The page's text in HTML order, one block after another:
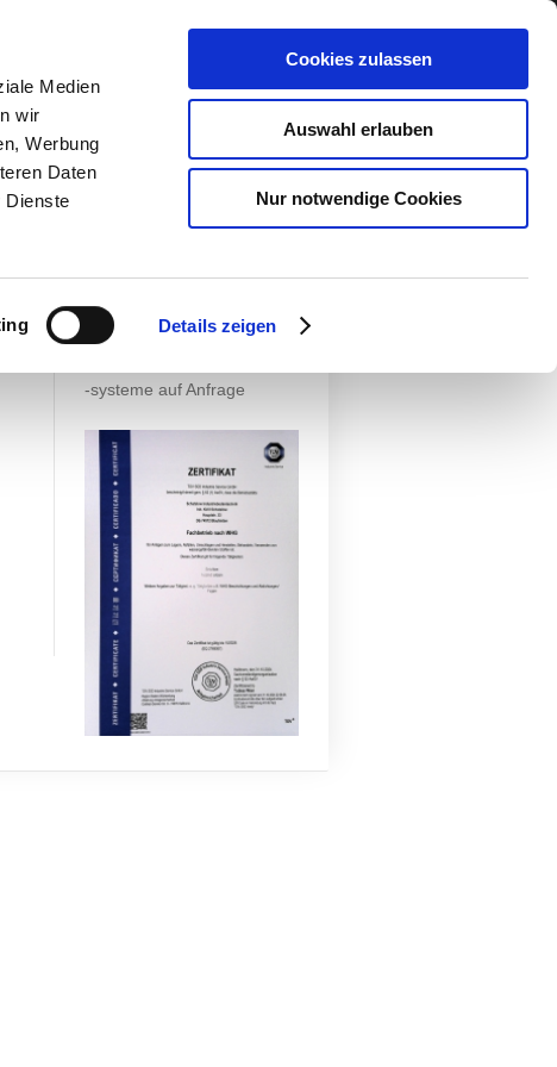
Medien
wir
Werbung
Daten
Dienste
Details zeigen
Cookies zulassen
Auswahl erlauben
Nur notwendige Cookies
Epoxidharzbeschichtungen
Polyurethanbeschichtungen
Ableitfähige Beschichtungen
ESD Electrostatic Discharge
Diffusionsoffenesysteme
Weitere
-systeme auf Anfrage